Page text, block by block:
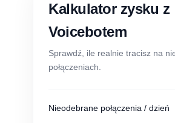
Kalkulator zysku z
Voicebotem
Sprawdź, ile realnie tracisz na
połączeniach.
Nieodebrane połączenia / dzień